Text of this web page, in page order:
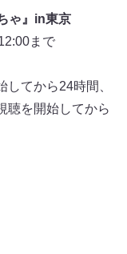
ゃ』in東京
まで
てから24時間、
聴を開始してから